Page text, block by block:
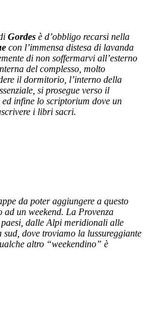
Gordes è d’obbligo recarsi nella
con l’immensa distesa di lavanda
di non soffermarvi all’esterno
del complesso, molto
il dormitorio, l’interno della
si prosegue verso il
infine lo scriptorium dove un
i libri sacri.
da poter aggiungere a questo
un weekend. La Provenza
dalle Alpi meridionali alle
dove troviamo la lussureggiante
altro “weekendino” è